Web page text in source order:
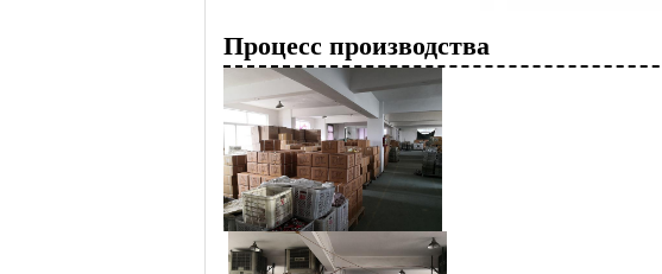
Процесс производства